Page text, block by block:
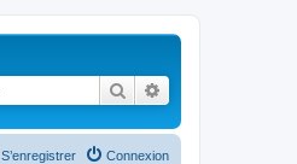
Rechercher
Connexion
S’enregistrer